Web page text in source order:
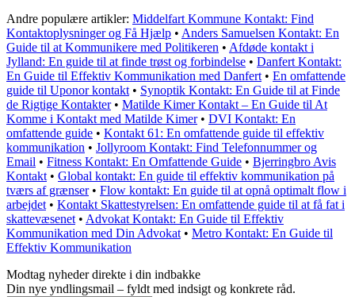
Andre populære artikler: Middelfart Kommune Kontakt: Find
Kontaktoplysninger og Få Hjælp • Anders Samuelsen Kontakt: En
Guide til at Kommunikere med Politikeren • Afdøde kontakt i
Jylland: En guide til at finde trøst og forbindelse • Danfert Kontakt:
En Guide til Effektiv Kommunikation med Danfert • En omfattende
guide til Uponor kontakt • Synoptik Kontakt: En Guide til at Finde
de Rigtige Kontakter• Matilde Kimer Kontakt – En Guide til At
Komme i Kontakt med Matilde Kimer• DVI Kontakt: En
omfattende guide • Kontakt 61: En omfattende guide til effektiv
kommunikation • Jollyroom Kontakt: Find Telefonnummer og
Email • Fitness Kontakt: En Omfattende Guide • Bjerringbro Avis
Kontakt • Global kontakt: En guide til effektiv kommunikation på
tværs af grænser• Flow kontakt: En guide til at opnå optimalt flow i
arbejdet • Kontakt Skattestyrelsen: En omfattende guide til at få fat i
skattevæsenet • Advokat Kontakt: En Guide til Effektiv
Kommunikation med Din Advokat • Metro Kontakt: En Guide til
Effektiv Kommunikation
Modtag nyheder direkte i din indbakke
Din nye yndlingsmail – fyldt med indsigt og konkrete råd.